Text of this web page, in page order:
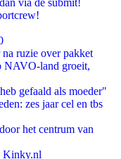
via de submit!
ruzie over pakket
NAVO-land groeit,
gefaald als moeder"
zes jaar cel en tbs
het centrum van
Kinky.nl